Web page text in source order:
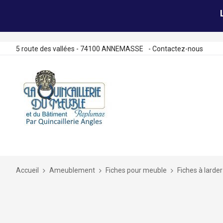
5 route des vallées - 74100 ANNEMASSE - Contactez-nous
Accueil Ameublement Fiches pour meuble Fiches à larder